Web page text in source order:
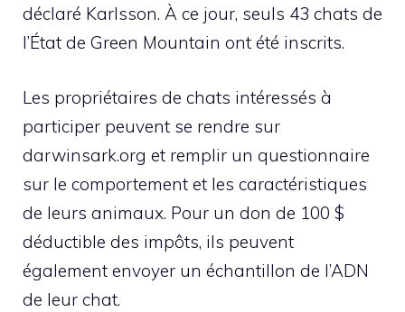
déclaré Karlsson. À ce jour, seuls 43 chats de
l’État de Green Mountain ont été inscrits.
Les propriétaires de chats intéressés à
participer peuvent se rendre sur
darwinsark.org et remplir un questionnaire
sur le comportement et les caractéristiques
de leurs animaux. Pour un don de 100 $
déductible des impôts, ils peuvent
également envoyer un échantillon de l’ADN
de leur chat.